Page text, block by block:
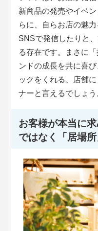
新商品の発売やイベ
らに、自らお店の魅
SNSで発信したりと
る存在です。まさに
ンドの成長を共に喜
ックをくれる、店舗
ナーと言えるでしょう
お客様が本当に
ではなく「居場所